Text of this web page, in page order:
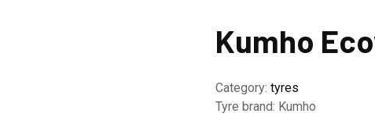
Kumho
Category:tyres
Tyre brand: Kumho